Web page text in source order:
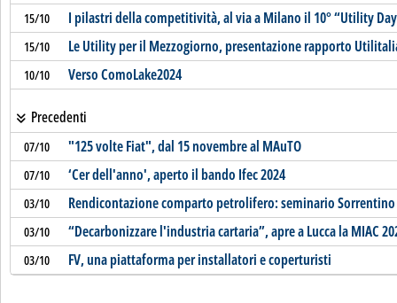
15/10 I pilastri della competitività, al via a Milano il 10° “Utility
15/10 Le Utility per il Mezzogiorno, presentazione rapporto
10/10 Verso ComoLake2024
Precedenti
07/10 "125 volte Fiat", dal 15 novembre al MAuTO
07/10 ‘Cer dell'anno', aperto il bando Ifec 2024
03/10 Rendicontazione comparto petrolifero: seminario Sorrentino
03/10 “Decarbonizzare l'industria cartaria”, apre a Lucca la MIAC
03/10 FV, una piattaforma per installatori e coperturisti